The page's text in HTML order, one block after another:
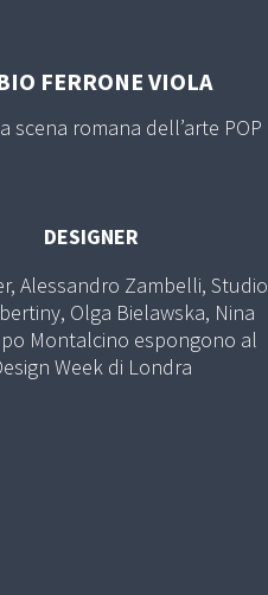
FERRONE VIOLA
scena romana dell’arte POP
DESIGNER
Alessandro Zambelli, Studio
Olga Bielawska, Nina
Montalcino espongono al
Week di Londra